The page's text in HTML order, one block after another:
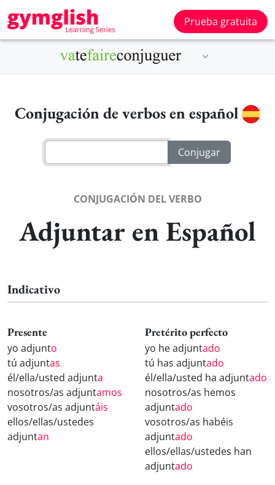
Prueba gratuita
Conjugación de verbos en español
CONJUGACIÓN DEL VERBO
Adjuntar en Español
Indicativo
Presente
yo adjunto
tú adjuntas
él/ella/usted adjunta
nosotros/as adjuntamos
vosotros/as adjuntáis
ellos/ellas/ustedes
adjuntan
Pretérito perfecto
yo he adjuntado
tú has adjuntado
él/ella/usted ha adjuntado
nosotros/as hemos
adjuntado
vosotros/as habéis
adjuntado
ellos/ellas/ustedes han
adjuntado